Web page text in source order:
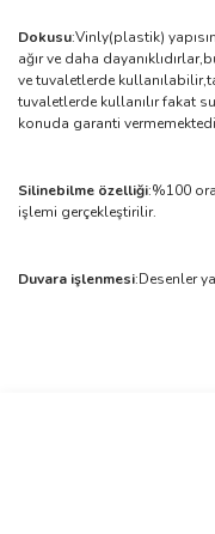
Dokusu:Vinly(plastik)
ağır ve daha
ve tuvaletlerde
tuvaletlerde kullanılır fakat
konuda garanti
Silinebilme özelliği:%100
işlemi gerçekleştirilir.
Duvara işlenmesi:Desenler